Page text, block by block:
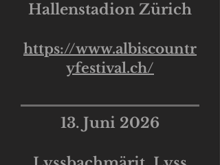
Hallenstadion Zürich
https://www.albiscountr
yfestival.ch/
13. Juni 2026